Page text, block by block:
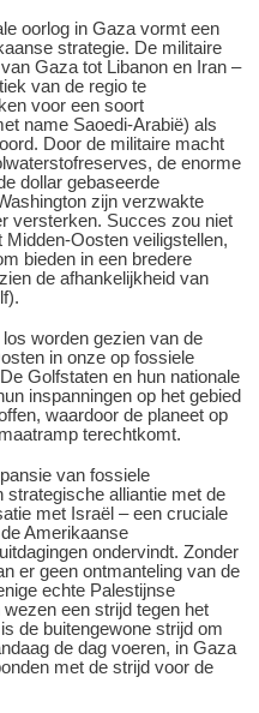
oorlog in Gaza vormt een
strategie. De militaire
Gaza tot Libanon en Iran –
van de regio te
voor een soort
name Saoedi-Arabië) als
Door de militaire macht
de enorme
dollar gebaseerde
zijn verzwakte
versterken. Succes zou niet
Oosten veiligstellen,
bieden in een bredere
de afhankelijkheid van
worden gezien van de
in onze op fossiele
Golfstaten en hun nationale
inspanningen op het gebied
waardoor de planeet op
terechtkomt.
van fossiele
strategische alliantie met de
met Israël – een cruciale
Amerikaanse
ondervindt. Zonder
er geen ontmanteling van de
echte Palestijnse
een strijd tegen het
de buitengewone strijd om
de dag voeren, in Gaza
met de strijd voor de